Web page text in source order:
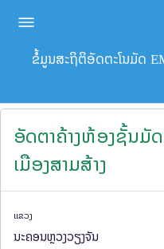
ຂໍ້ມູນສະຖິຕິອັດຕະໂນມັດ
ອັດຕາຄ້າງຫ້ອງຊັ້ນມັ
ເມືອງສາມສ້າງ
ແຂວງ